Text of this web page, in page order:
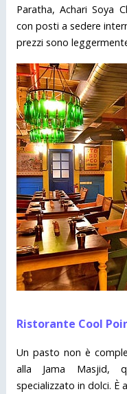
Paratha, Achari Soya
con posti a sedere
prezzi sono
Ristorante Cool
Un pasto non è
alla Jama Masjid,
specializzato in dolci. È